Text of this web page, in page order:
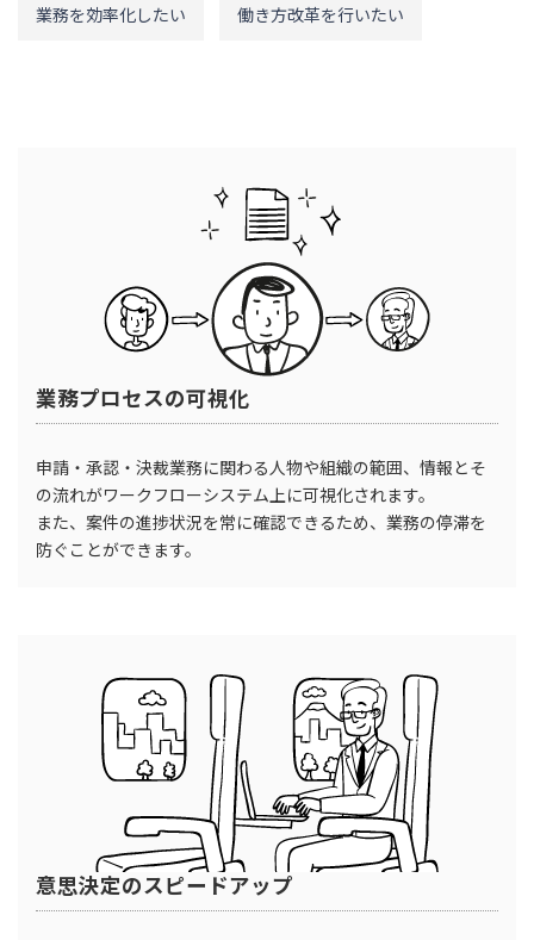
業務を効率化したい 働き方改革を行いたい
業務プロセスの可視化
申請・承認・決裁業務に関わる人物や組織の範囲、情報とそ
の流れがワークフローシステム上に可視化されます。
また、案件の進捗状況を常に確認できるため、業務の停滞を
防ぐことができます。
意思決定のスピードアップ